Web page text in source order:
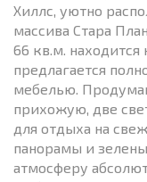
Хиллс, уютно
массива Стара
66 кв.м.
предлагается
мебелью.
прихожую, две
для отдыха на
панорамы и
атмосферу